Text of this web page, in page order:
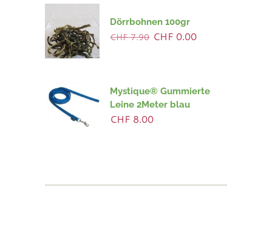
Dörrbohnen 100gr
CHF7.90 Ursprünglicher
CHF 0.00Aktueller
Mystique® Gummierte
Leine 2Meter blau
CHF 8.00